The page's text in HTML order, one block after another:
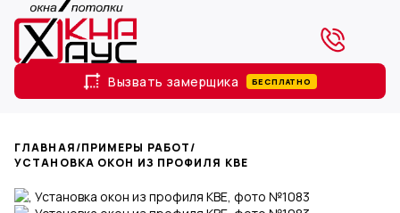
Вызвать замерщика БЕСПЛАТНО
ГЛАВНАЯ/ПРИМЕРЫ РАБОТ/
УСТАНОВКА ОКОН ИЗ ПРОФИЛЯ KBE